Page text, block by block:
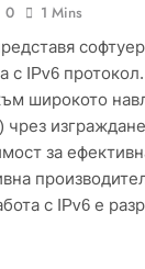
0 1 Mins
с IPv6
широкото
чрез
за
с IPv6 е